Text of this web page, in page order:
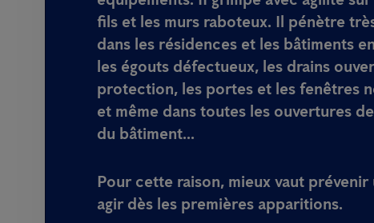
fils et les murs raboteux. Il pénètre
dans les résidences et les bâtiments
les égouts défectueux, les drains
protection, les portes et les fenêtres
et même dans toutes les ouvertures
du bâtiment...
Pour cette raison, mieux vaut prévenir
agir dès les premières apparitions.